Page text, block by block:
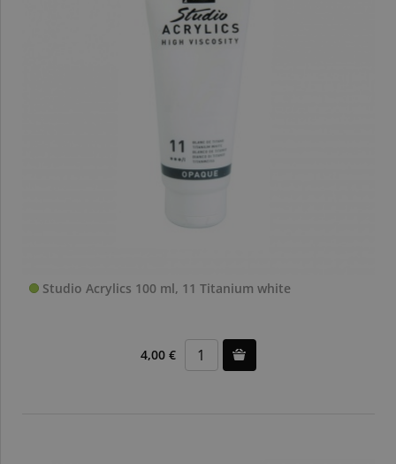
Studio Acrylics 100 ml, 11 Titanium white
4,00 €